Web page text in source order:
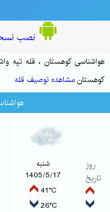
نصب
کوهستانمشاهده توصیف قله
روز
تاریخ
شنبه
1405/5/17
41°C
26°C